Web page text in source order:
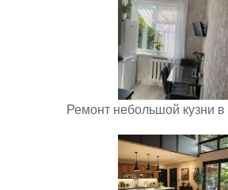
Ремонт небольшой кузни